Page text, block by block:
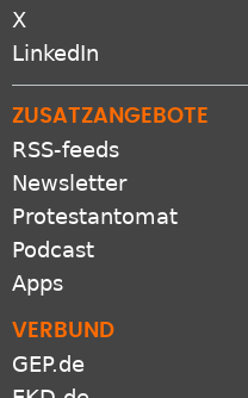
X
LinkedIn
ZUSATZANGEBOTE
RSS-feeds
Newsletter
Protestantomat
Podcast
Apps
VERBUND
GEP.de